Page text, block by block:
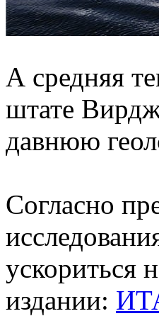
А средняя
штате
давнюю
Согласно
ускориться
издании: